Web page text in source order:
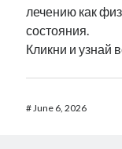
лечению как
состояния.
Кликни и узнай
#June 6, 2026